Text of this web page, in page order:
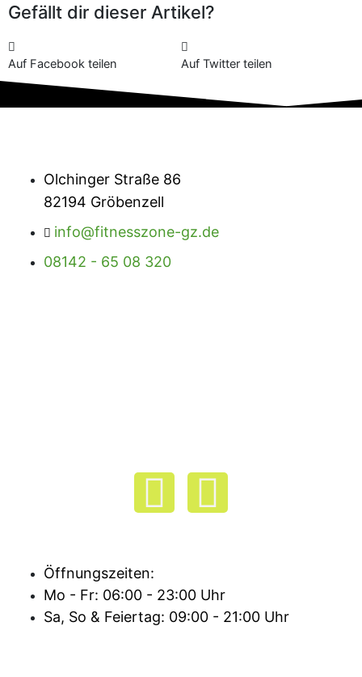
Gefällt dir dieser Artikel?
Auf Facebook teilen Auf Twitter teilen
Olchinger Straße 86
82194 Gröbenzell
info@fitnesszone-gz.de
08142 - 65 08 320
F
c
e
I
t
Öffnungszeiten:
Mo - Fr: 06:00 - 23:00 Uhr
Sa, So & Feiertag: 09:00 - 21:00 Uhr